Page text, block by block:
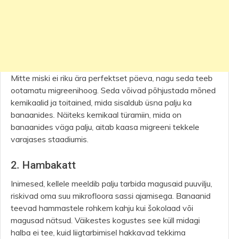
Mitte miski ei riku ära perfektset päeva, nagu seda teeb
ootamatu migreenihoog. Seda võivad põhjustada mõned
kemikaalid ja toitained, mida sisaldub üsna palju ka
banaanides. Näiteks kemikaal türamiin, mida on
banaanides väga palju, aitab kaasa migreeni tekkele
varajases staadiumis.
2. Hambakatt
Inimesed, kellele meeldib palju tarbida magusaid puuvilju,
riskivad oma suu mikrofloora sassi ajamisega. Banaanid
teevad hammastele rohkem kahju kui šokolaad või
magusad nätsud. Väikestes kogustes see küll midagi
halba ei tee, kuid liigtarbimisel hakkavad tekkima